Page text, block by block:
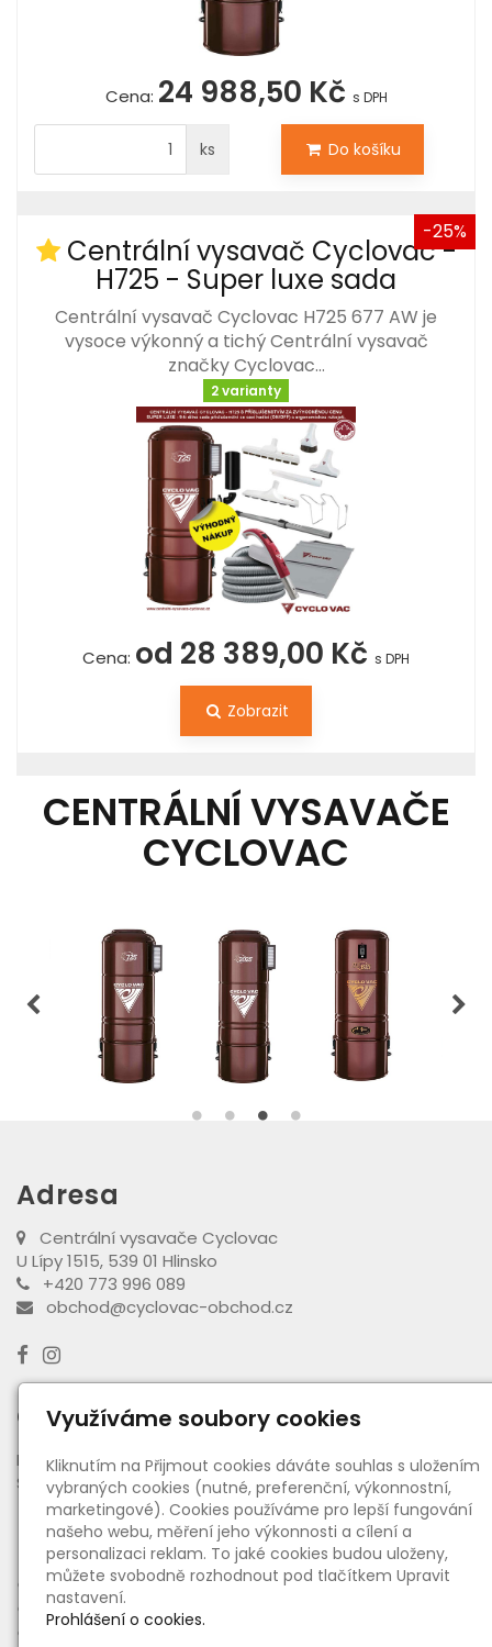
Cena: 24 988,50 Kč s DPH
ks Do košíku
-25%
Centrální vysavač Cyclovac -
H725 - Super luxe sada
Centrální vysavač Cyclovac H725 677 AW je
vysoce výkonný a tichý Centrální vysavač
značky Cyclovac…
2 varianty
Cena: od 28 389,00 Kč s DPH
Zobrazit
CENTRÁLNÍ VYSAVAČE
CYCLOVAC
Adresa
Centrální vysavače Cyclovac
U Lípy 1515, 539 01 Hlinsko
+420 773 996 089
obchod@cyclovac-obchod.cz
Otevírací doba výdejny
PO - PÁ:08:00 - 16:30
SO:08:00 - 11:00
Informace
● O nás
● Ceny dopravy a platby
● Obchodní podmínky
Využíváme soubory cookies
Kliknutím na Přijmout cookies dáváte souhlas s uložením
vybraných cookies (nutné, preferenční, výkonnostní,
marketingové). Cookies používáme pro lepší fungování
našeho webu, měření jeho výkonnosti a cílení a
personalizaci reklam. To jaké cookies budou uloženy,
můžete svobodně rozhodnout pod tlačítkem Upravit
nastavení.
Prohlášení o cookies.